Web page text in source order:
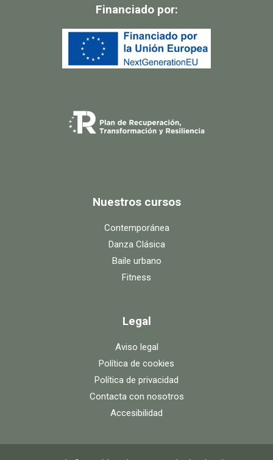
o
k
f
b
g
a
m
Financiado por:
Nuestros cursos
Contemporánea
Danza Clásica
Baile urbano
Fitness
Legal
Aviso legal
Política de cookies
Política de privacidad
Contacta con nosotros
Accesibilidad